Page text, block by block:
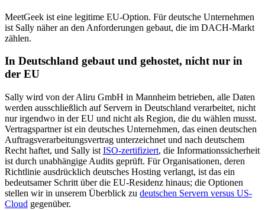
MeetGeek ist eine legitime EU-Option. Für deutsche Unternehmen
ist Sally näher an den Anforderungen gebaut, die im DACH-Markt
zählen.
In Deutschland gebaut und gehostet, nicht nur in
der EU
Sally wird von der Aliru GmbH in Mannheim betrieben, alle Daten
werden ausschließlich auf Servern in Deutschland verarbeitet, nicht
nur irgendwo in der EU und nicht als Region, die du wählen musst.
Vertragspartner ist ein deutsches Unternehmen, das einen deutschen
Auftragsverarbeitungsvertrag unterzeichnet und nach deutschem
Recht haftet, und Sally ist ISO-zertifiziert, die Informationssicherheit
ist durch unabhängige Audits geprüft. Für Organisationen, deren
Richtlinie ausdrücklich deutsches Hosting verlangt, ist das ein
bedeutsamer Schritt über die EU-Residenz hinaus; die Optionen
stellen wir in unserem Überblick zu deutschen Servern versus US-
Cloud gegenüber.